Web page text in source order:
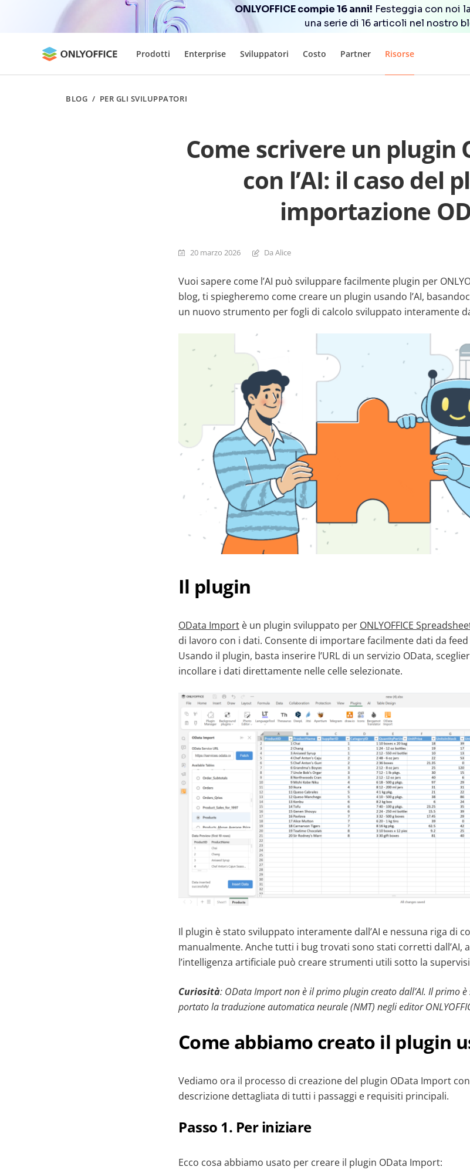
ONLYOFFICE compie 16 anni! Festeggia con noi
una serie di 16 articoli nel nostro
Prodotti Enterprise Sviluppatori Costo Partner Risorse
BLOG / PER GLI SVILUPPATORI
Come scrivere un plugin
con l’AI: il caso del
importazione
20 marzo 2026 Da Alice
Vuoi sapere come l’AI può sviluppare facilmente plugin per
blog, ti spiegheremo come creare un plugin usando l’AI,
un nuovo strumento per fogli di calcolo sviluppato interamente
Il plugin
OData Import è un plugin sviluppato per ONLYOFFICE
di lavoro con i dati. Consente di importare facilmente dati da feed
Usando il plugin, basta inserire l’URL di un servizio OData,
incollare i dati direttamente nelle celle selezionate.
Il plugin è stato sviluppato interamente dall’AI e nessuna riga di
manualmente. Anche tutti i bug trovati sono stati corretti dall’AI,
l’intelligenza artificiale può creare strumenti utili sotto la
Curiosità: OData Import non è il primo plugin creato dall’AI. Il primo
portato la traduzione automatica neurale (NMT) negli editor
Come abbiamo creato il plugin
Vediamo ora il processo di creazione del plugin OData Import
descrizione dettagliata di tutti i passaggi e requisiti principali.
Passo 1. Per iniziare
Ecco cosa abbiamo usato per creare il plugin OData Import: